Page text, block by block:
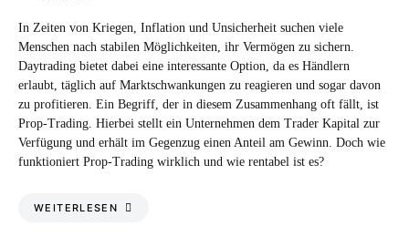
In Zeiten von Kriegen, Inflation und Unsicherheit suchen viele
Menschen nach stabilen Möglichkeiten, ihr Vermögen zu sichern.
Daytrading bietet dabei eine interessante Option, da es Händlern
erlaubt, täglich auf Marktschwankungen zu reagieren und sogar davon
zu profitieren. Ein Begriff, der in diesem Zusammenhang oft fällt, ist
Prop-Trading. Hierbei stellt ein Unternehmen dem Trader Kapital zur
Verfügung und erhält im Gegenzug einen Anteil am Gewinn. Doch wie
funktioniert Prop-Trading wirklich und wie rentabel ist es?
WEITERLESEN